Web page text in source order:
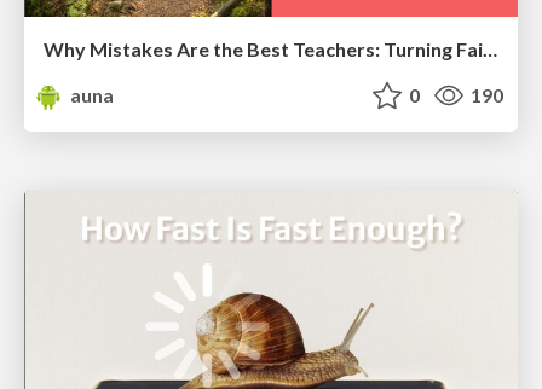
Why Mistakes Are the Best Teachers: Turning Failure into a Pathway for Growth
auna
0 190